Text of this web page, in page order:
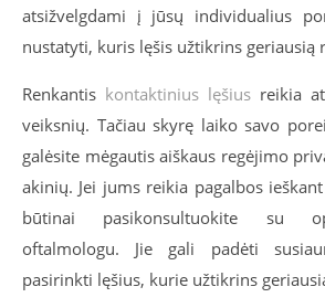
atsižvelgdami į jūsų individualius
nustatyti, kuris lęšis užtikrins geriausią
Renkantis kontaktinius lęšius reikia
veiksnių. Tačiau skyrę laiko savo
galėsite mėgautis aiškaus regėjimo
akinių. Jei jums reikia pagalbos
būtinai pasikonsultuokite su
oftalmologu. Jie gali padėti
pasirinkti lęšius, kurie užtikrins